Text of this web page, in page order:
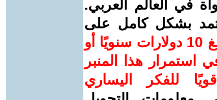
في العالم العربي.
بشكل كامل على
ساهم/ي معنا! بدعمكم بمبلغ 10 دولارات سنويًا أو
استمرار هذا المنبر
للفكر اليساري